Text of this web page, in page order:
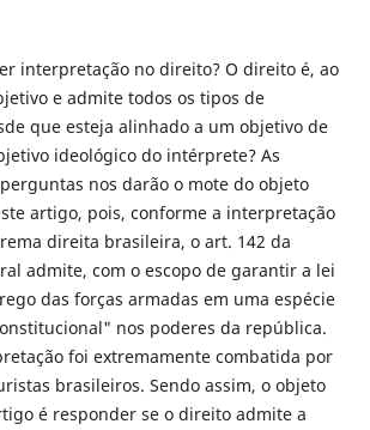
interpretação no direito? O direito é, ao
e admite todos os tipos de
que esteja alinhado a um objetivo de
ideológico do intérprete? As
nos darão o mote do objeto
artigo, pois, conforme a interpretação
direita brasileira, o art. 142 da
admite, com o escopo de garantir a lei
das forças armadas em uma espécie
nos poderes da república.
foi extremamente combatida por
brasileiros. Sendo assim, o objeto
é responder se o direito admite a